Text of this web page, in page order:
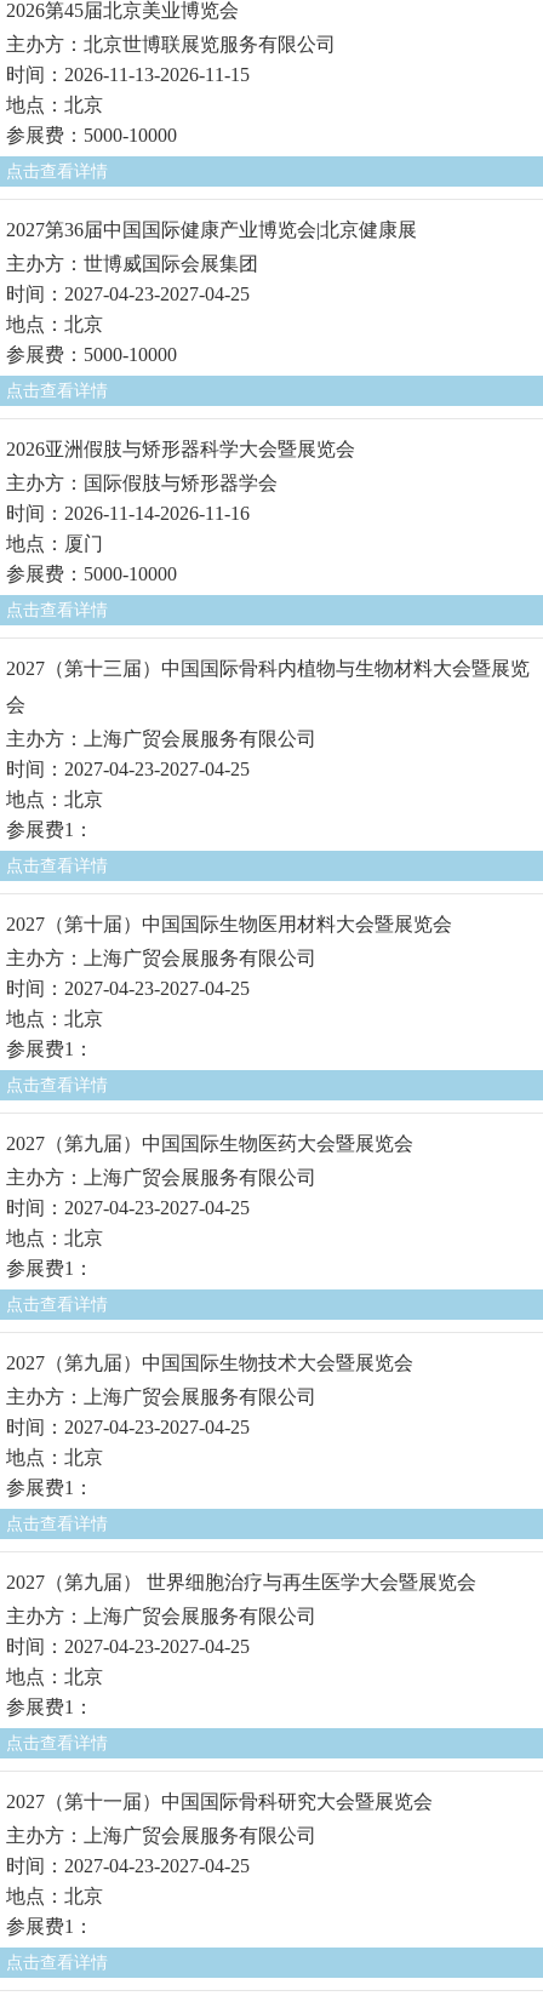
2026第45届北京美业博览会
主办方：北京世博联展览服务有限公司
时间：2026-11-13-2026-11-15
地点：北京
参展费：5000-10000
点击查看详情
2027第36届中国国际健康产业博览会|北京健康展
主办方：世博威国际会展集团
时间：2027-04-23-2027-04-25
地点：北京
参展费：5000-10000
点击查看详情
2026亚洲假肢与矫形器科学大会暨展览会
主办方：国际假肢与矫形器学会
时间：2026-11-14-2026-11-16
地点：厦门
参展费：5000-10000
点击查看详情
2027（第十三届）中国国际骨科内植物与生物材料大会暨展览
会
主办方：上海广贸会展服务有限公司
时间：2027-04-23-2027-04-25
地点：北京
参展费1：
点击查看详情
2027（第十届）中国国际生物医用材料大会暨展览会
主办方：上海广贸会展服务有限公司
时间：2027-04-23-2027-04-25
地点：北京
参展费1：
点击查看详情
2027（第九届）中国国际生物医药大会暨展览会
主办方：上海广贸会展服务有限公司
时间：2027-04-23-2027-04-25
地点：北京
参展费1：
点击查看详情
2027（第九届）中国国际生物技术大会暨展览会
主办方：上海广贸会展服务有限公司
时间：2027-04-23-2027-04-25
地点：北京
参展费1：
点击查看详情
2027（第九届） 世界细胞治疗与再生医学大会暨展览会
主办方：上海广贸会展服务有限公司
时间：2027-04-23-2027-04-25
地点：北京
参展费1：
点击查看详情
2027（第十一届）中国国际骨科研究大会暨展览会
主办方：上海广贸会展服务有限公司
时间：2027-04-23-2027-04-25
地点：北京
参展费1：
点击查看详情